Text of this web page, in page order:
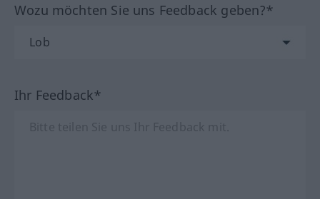
Wozu möchten Sie uns Feedback geben?*
Ihr Feedback*